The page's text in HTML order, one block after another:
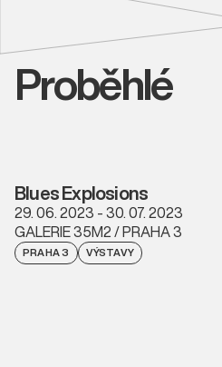
Proběhlé
Blues Explosions
29. 06. 2023 - 30. 07. 2023
GALERIE 35M2 / PRAHA 3
PRAHA 3 VÝSTAVY